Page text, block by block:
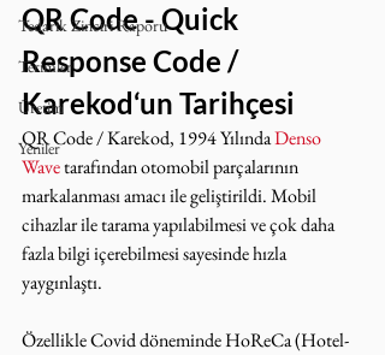
Tedarik Zinciri Raporu
Terimler
Üretim
Yeniler
QR Code - Quick
Response Code /
Karekod‘un Tarihçesi
QR Code / Karekod, 1994 Yılında Denso
Wave tarafından otomobil parçalarının
markalanması amacı ile geliştirildi. Mobil
cihazlar ile tarama yapılabilmesi ve çok daha
fazla bilgi içerebilmesi sayesinde hızla
yaygınlaştı.
Özellikle Covid döneminde HoReCa (Hotel-